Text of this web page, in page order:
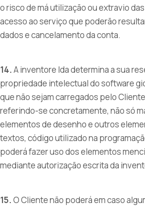
o risco de má utilização ou extravio
acesso ao serviço que poderão
dados e cancelamento da conta.
14.A inventore lda determina a sua
propriedade intelectual do software
que não sejam carregados pelo
referindo-se concretamente, não só
elementos de desenho e outros
textos, código utilizado na
poderá fazer uso dos elementos
mediante autorização escrita da
15.O Cliente não poderá em caso